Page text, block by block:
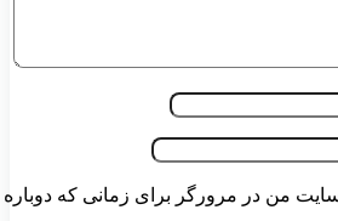
من در مرورگر برای زمانی که